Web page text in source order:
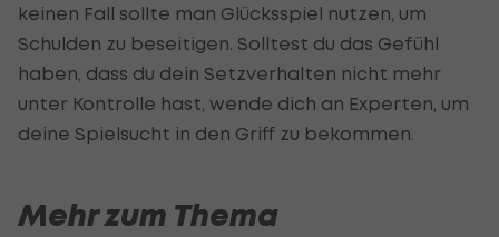
keinen Fall sollte man Glücksspiel nutzen, um
Schulden zu beseitigen. Solltest du das Gefühl
haben, dass du dein Setzverhalten nicht mehr
unter Kontrolle hast, wende dich an Experten, um
deine Spielsucht in den Griff zu bekommen.
Mehr zum Thema